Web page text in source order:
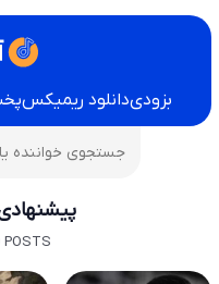
بزودیدانلود ریمیکس
POSTS